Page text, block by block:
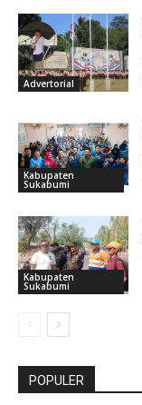
Advertorial
Kabupaten
Sukabumi
Kabupaten
Sukabumi
POPULER